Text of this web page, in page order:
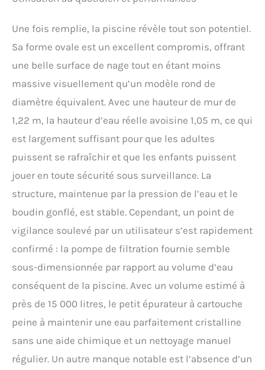
Une fois remplie, la piscine révèle tout son potentiel.
Sa forme ovale est un excellent compromis, offrant
une belle surface de nage tout en étant moins
massive visuellement qu’un modèle rond de
diamètre équivalent. Avec une hauteur de mur de
1,22 m, la hauteur d’eau réelle avoisine 1,05 m, ce qui
est largement suffisant pour que les adultes
puissent se rafraîchir et que les enfants puissent
jouer en toute sécurité sous surveillance. La
structure, maintenue par la pression de l’eau et le
boudin gonflé, est stable. Cependant, un point de
vigilance soulevé par un utilisateur s’est rapidement
confirmé : la pompe de filtration fournie semble
sous-dimensionnée par rapport au volume d’eau
conséquent de la piscine. Avec un volume estimé à
près de 15 000 litres, le petit épurateur à cartouche
peine à maintenir une eau parfaitement cristalline
sans une aide chimique et un nettoyage manuel
régulier. Un autre manque notable est l’absence d’un